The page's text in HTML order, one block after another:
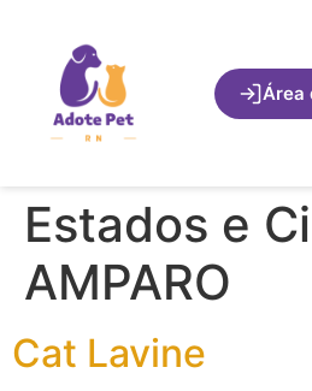
Área
Estados e
AMPARO
Cat Lavine